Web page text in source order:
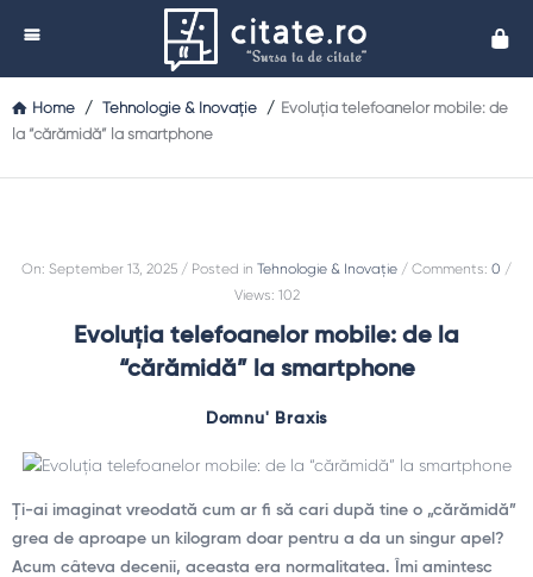
Home / Tehnologie & Inovație / Evoluția telefoanelor mobile: de
la “cărămidă” la smartphone
On: September 13, 2025 Posted in Tehnologie & Inovație Comments: 0
Views: 102
Evoluția telefoanelor mobile: de la
“cărămidă” la smartphone
Domnu' Braxis
Ți-ai imaginat vreodată cum ar fi să cari după tine o „cărămidă”
grea de aproape un kilogram doar pentru a da un singur apel?
Acum câteva decenii, aceasta era normalitatea. Îmi amintesc